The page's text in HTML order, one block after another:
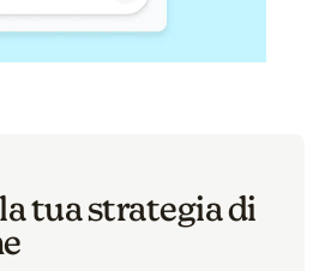
tua strategia di